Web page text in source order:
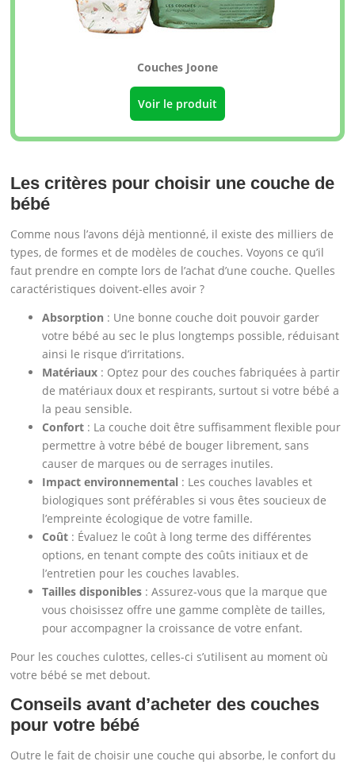
Couches Joone
Voir le produit
Les critères pour choisir une couche de
bébé
Comme nous l’avons déjà mentionné, il existe des milliers de
types, de formes et de modèles de couches. Voyons ce qu’il
faut prendre en compte lors de l’achat d’une couche. Quelles
caractéristiques doivent-elles avoir ?
Absorption : Une bonne couche doit pouvoir garder
votre bébé au sec le plus longtemps possible, réduisant
ainsi le risque d’irritations.
Matériaux : Optez pour des couches fabriquées à partir
de matériaux doux et respirants, surtout si votre bébé a
la peau sensible.
Confort : La couche doit être suffisamment flexible pour
permettre à votre bébé de bouger librement, sans
causer de marques ou de serrages inutiles.
Impact environnemental : Les couches lavables et
biologiques sont préférables si vous êtes soucieux de
l’empreinte écologique de votre famille.
Coût : Évaluez le coût à long terme des différentes
options, en tenant compte des coûts initiaux et de
l’entretien pour les couches lavables.
Tailles disponibles : Assurez-vous que la marque que
vous choisissez offre une gamme complète de tailles,
pour accompagner la croissance de votre enfant.
Pour les couches culottes, celles-ci s’utilisent au moment où
votre bébé se met debout.
Conseils avant d’acheter des couches
pour votre bébé
Outre le fait de choisir une couche qui absorbe, le confort du